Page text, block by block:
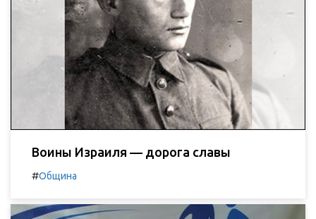
Воины Израиля — дорога славы
#Община